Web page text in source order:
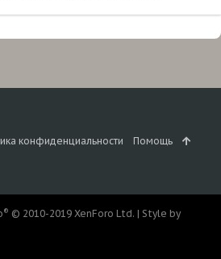
конфиденциальности Помощь
® © 2010-2019 XenForo Ltd. | Style by